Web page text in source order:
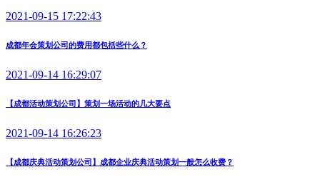
2021-09-15 17:22:43
成都年会策划公司的费用都包括些什么？
2021-09-14 16:29:07
【成都活动策划公司】策划一场活动的几大要点
2021-09-14 16:26:23
【成都庆典活动策划公司】成都企业庆典活动策划一般怎么收费？